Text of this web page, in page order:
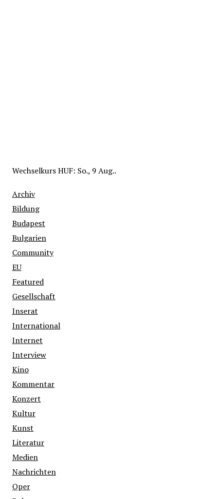
WechselkursHUF: So., 9 Aug..
Archiv
Bildung
Budapest
Bulgarien
Community
EU
Featured
Gesellschaft
Inserat
International
Internet
Interview
Kino
Kommentar
Konzert
Kultur
Kunst
Literatur
Medien
Nachrichten
Oper